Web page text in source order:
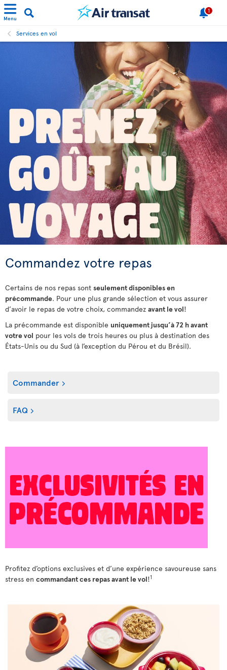
Menu
1
Services en vol
Commandez votre repas
Certains de nos repas sont seulement disponibles en
précommande. Pour une plus grande sélection et vous assurer
d’avoir le repas de votre choix, commandez avant le vol!
La précommande est disponible uniquement jusqu’à 72 h avant
votre vol pour les vols de trois heures ou plus à destination des
États-Unis ou du Sud (à l’exception du Pérou et du Brésil).
Commander
FAQ
Profitez d’options exclusives et d’une expérience savoureuse sans
stress en commandant ces repas avant le vol!1